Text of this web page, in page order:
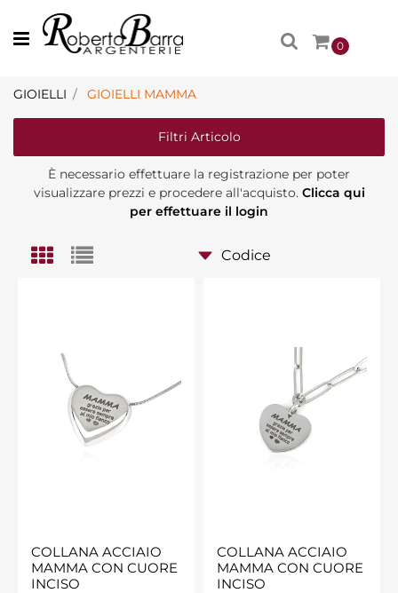
Open menu
0
GIOIELLI GIOIELLI MAMMA
Filtri Articolo
È necessario effettuare la registrazione per poter
visualizzare prezzi e procedere all'acquisto. Clicca qui
per effettuare il login
COLLANA ACCIAIO
MAMMA CON CUORE
INCISO
COLLANA ACCIAIO
MAMMA CON CUORE
INCISO